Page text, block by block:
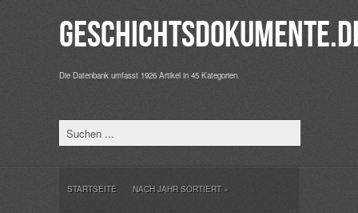
Die Datenbank umfasst 1926 Artikel in 45 Kategorien.
STARTSEITE NACH JAHR SORTIERT»